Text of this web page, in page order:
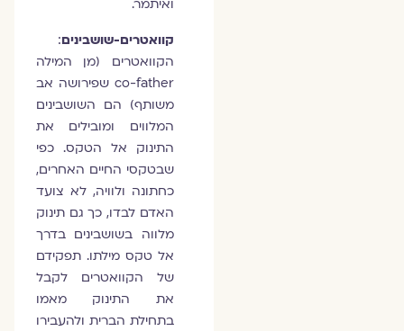
ואיתמר.
קוואטרים-שושבינים:
הקוואטרים (מן המילה
co-father שפירושה אב
משותף) הם השושבינים
המלווים ומובילים את
התינוק אל הטקס. כפי
שבטקסי החיים האחרים,
כחתונה ולוויה, לא צועד
האדם לבדו, כך גם תינוק
מלווה בשושבינים בדרך
אל טקס מילתו. תפקידם
של הקוואטרים לקבל
את התינוק מאמו
בתחילת הברית ולהעבירו